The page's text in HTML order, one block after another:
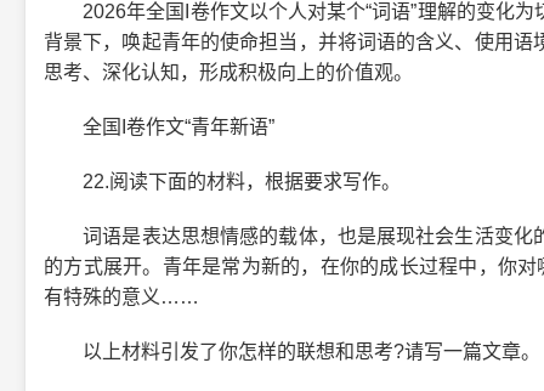
2026年全国I卷作文以个人对某个“词语”理解的变化为
背景下，唤起青年的使命担当，并将词语的含义、使用
思考、深化认知，形成积极向上的价值观。
全国I卷作文“青年新语”
22.阅读下面的材料，根据要求写作。
词语是表达思想情感的载体，也是展现社会生活变化
的方式展开。青年是常为新的，在你的成长过程中，你
有特殊的意义……
以上材料引发了你怎样的联想和思考?请写一篇文章。